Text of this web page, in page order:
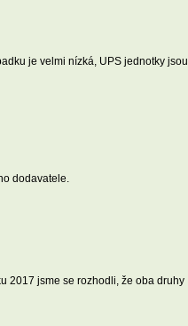
je velmi nízká, UPS jednotky jsou
dodavatele.
2017 jsme se rozhodli, že oba druhy